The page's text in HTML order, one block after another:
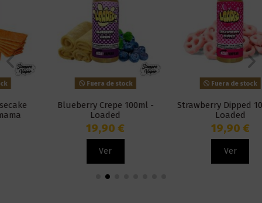
Fuera de stock
Blueberry Crepe 100ml -
19,90 €
Fuera de stock
Strawberry Dipped 100ml -
19,90 €